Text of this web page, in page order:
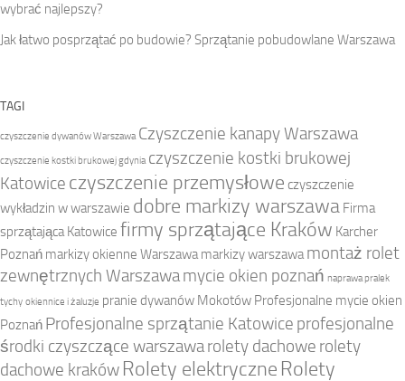
wybrać najlepszy?
Jak łatwo posprzątać po budowie? Sprzątanie pobudowlane Warszawa
TAGI
czyszczenie dywanów Warszawa Czyszczenie kanapy Warszawa
czyszczenie kostki brukowej gdynia czyszczenie kostki brukowej
Katowice czyszczenie przemysłowe czyszczenie
wykładzin w warszawie dobre markizy warszawa Firma
sprzątająca Katowice firmy sprzątające Kraków Karcher
Poznań markizy okienne Warszawa markizy warszawa montaż rolet
zewnętrznych Warszawamycie okien poznań naprawa pralek
tychy okiennice i żaluzje pranie dywanów Mokotów Profesjonalne mycie okien
Poznań Profesjonalne sprzątanie Katowice profesjonalne
środki czyszczące warszawarolety dachowe rolety
dachowe kraków Rolety elektryczne Rolety